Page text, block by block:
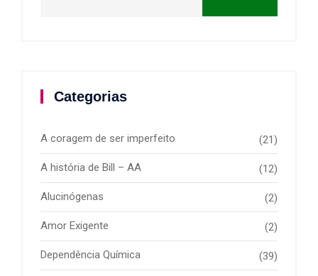
Categorias
A coragem de ser imperfeito (21)
A história de Bill – AA (12)
Alucinógenas (2)
Amor Exigente (2)
Dependência Química (39)